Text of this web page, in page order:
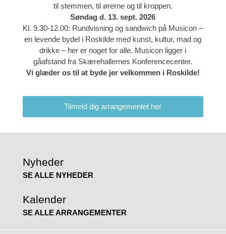
til stemmen, til ørerne og til kroppen.
Søndag d. 13. sept. 2026
Kl. 9.30-12.00: Rundvisning og sandwich på Musicon –
en levende bydel i Roskilde med kunst, kultur, mad og
drikke – her er noget for alle. Musicon ligger i
gåafstand fra Skærehallernes Konferencecenter.
Vi glæder os til at byde jer velkommen i Roskilde!
Tilmeld dig arrangementet her
Nyheder
SE ALLE NYHEDER
Kalender
SE ALLE ARRANGEMENTER